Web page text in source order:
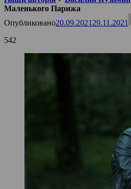
Маленького Парижа
Опубликовано20.09.2021 29.11.2021
542